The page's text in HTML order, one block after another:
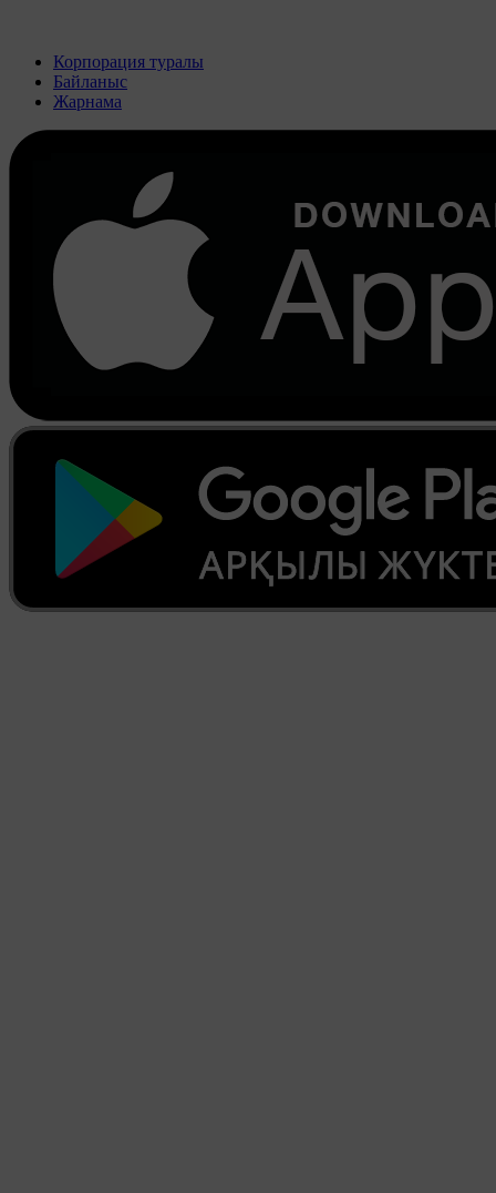
Корпорация туралы
Байланыс
Жарнама